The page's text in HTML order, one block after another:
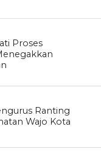
Proses
Ranting
Wajo Kota